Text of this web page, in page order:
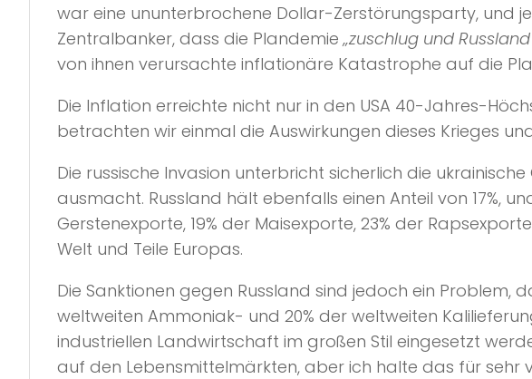
war eine ununterbrochene Dollar-Zerstörungsparty, und
Zentralbanker, dass die Plandemie„zuschlug und
von ihnen verursachte inflationäre Katastrophe auf die
Die Inflation erreichte nicht nur in den USA 40-Jahres-
betrachten wir einmal die Auswirkungen dieses Krieges
Die russische Invasion unterbricht sicherlich die
ausmacht. Russland hält ebenfalls einen Anteil von 17%,
Gerstenexporte, 19% der Maisexporte, 23% der
Welt und Teile Europas.
Die Sanktionen gegen Russland sind jedoch ein Problem,
weltweiten Ammoniak- und 20% der weltweiten
industriellen Landwirtschaft im großen Stil eingesetzt
auf den Lebensmittelmärkten, aber ich halte das für